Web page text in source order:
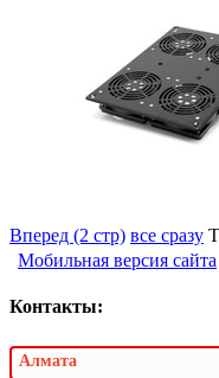
Вперед (2 стр) все сразу
Мобильная версия сайта
Контакты:
Алмата